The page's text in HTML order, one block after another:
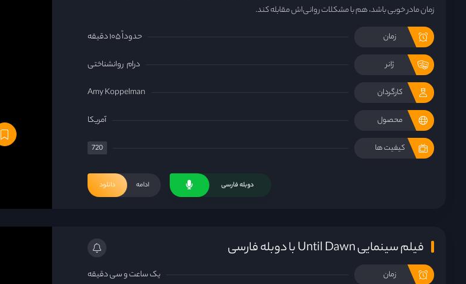
زمان مادر خوبی باشد، هم با مشکلات روانی‌اش مقابله کند.
زمان حدوداً ۱۰۵ دقیقه
ژانر درام روانشناختی
کارگردان Amy Koppelman
محصول آمریکا
کیفیت ها 720
ادامه دانلود دوبله فارسی
فیلم سینمایی Until Dawn با دوبله فارسی
زمان یک ساعت و سی دقیقه